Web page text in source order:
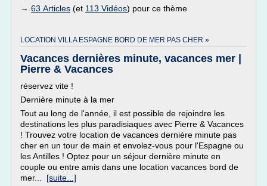
→ 63 Articles (et 113 Vidéos) pour ce thème
LOCATION VILLA ESPAGNE BORD DE MER PAS CHER »
Vacances dernières minute, vacances mer |
Pierre & Vacances
réservez vite !
Dernière minute à la mer
Tout au long de l'année, il est possible de rejoindre les
destinations les plus paradisiaques avec Pierre & Vacances
! Trouvez votre location de vacances dernière minute pas
cher en un tour de main et envolez-vous pour l'Espagne ou
les Antilles ! Optez pour un séjour dernière minute en
couple ou entre amis dans une location vacances bord de
mer... [suite...]